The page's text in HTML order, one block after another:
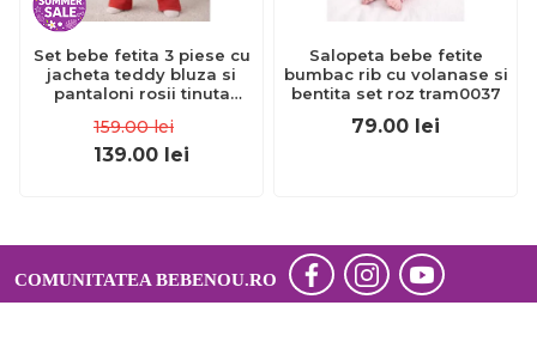
Set bebe fetita 3 piese cu
jacheta teddy bluza si
pantaloni rosii tinuta
159.00 lei
139.00 lei
Salopeta bebe fetite
bumbac rib cu volanase si
bentita set roz tram0037
79.00 lei
COMUNITATEA BEBENOU.RO